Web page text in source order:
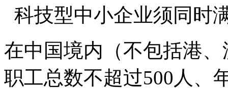
科技型中小企业须同时
在中国境内（不包括港
职工总数不超过500人、